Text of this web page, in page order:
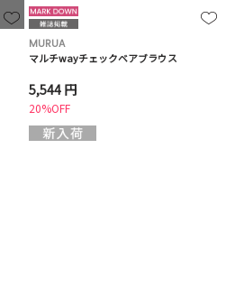
MURUA
マルチwayチェックベアブラウス
5,544 円
20%OFF